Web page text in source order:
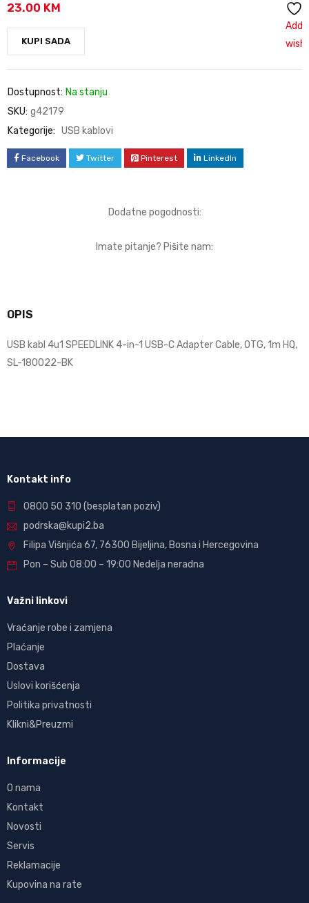
23.00 KM
KUPI SADA
Add
Dostupnost: Na stanju
SKU: g42179
Kategorije: USB kablovi
Facebook Twitter Pinterest LinkedIn
Dodatne pogodnosti:
Imate pitanje? Pišite nam:
OPIS
USB kabl 4u1 SPEEDLINK 4-in-1 USB-C Adapter Cable, OTG, 1m HQ,
SL-180022-BK
Kontakt info
0800 50 310 (besplatan poziv)
podrska@kupi2.ba
Filipa Višnjića 67, 76300 Bijeljina, Bosna i Hercegovina
Pon – Sub 08:00 – 19:00 Nedelja neradna
Važni linkovi
Vraćanje robe i zamjena
Plaćanje
Dostava
Uslovi korišćenja
Politika privatnosti
Klikni&Preuzmi
Informacije
O nama
Kontakt
Novosti
Servis
Reklamacije
Kupovina na rate